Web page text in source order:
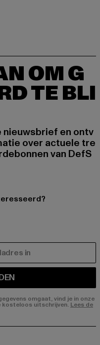
OM G
TE BLI
nieuwsbrief en ontv
over actuele tre
van DefS
omgaat, vind je in onze
kosteloos uitschrijven. Lees de